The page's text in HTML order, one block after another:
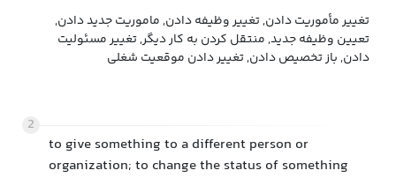
تغییر مأموریت دادن, تغییر وظیفه دادن, ماموریت جدید دادن,
تعیین وظیفه جدید, منتقل کردن به کار دیگر, تغییر مسئولیت
دادن, باز تخصیص دادن, تغییر دادن موقعیت شغلی
2
to give something to a different person or
organization; to change the status of something